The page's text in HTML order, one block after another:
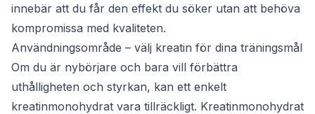
innebär att du får den effekt du söker utan att behöva
kompromissa med kvaliteten.
Användningsområde – välj kreatin för dina träningsmål
Om du är nybörjare och bara vill förbättra
uthålligheten och styrkan, kan ett enkelt
kreatinmonohydrat vara tillräckligt. Kreatinmonohydrat